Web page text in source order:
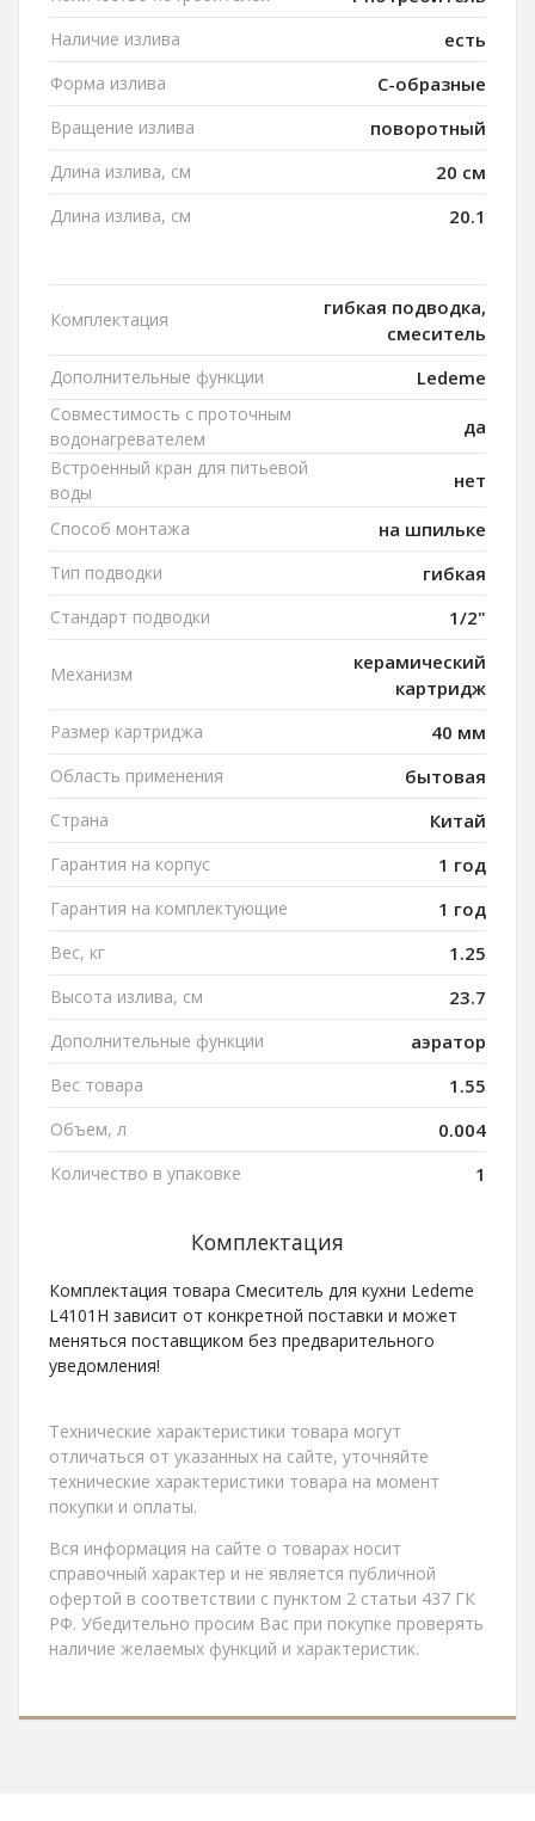
Наличие излива есть
Форма излива C-образные
Вращение излива поворотный
Длина излива, см 20 см
Длина излива, см 20.1
Комплектация
гибкая подводка,
смеситель
Дополнительные функции Ledeme
Совместимость с проточным
водонагревателем
да
Встроенный кран для питьевой
воды
нет
Способ монтажа на шпильке
Тип подводки гибкая
Стандарт подводки 1/2"
Механизм
керамический
картридж
Размер картриджа 40 мм
Область применения бытовая
Страна Китай
Гарантия на корпус 1 год
Гарантия на комплектующие 1 год
Вес, кг 1.25
Высота излива, см 23.7
Дополнительные функции аэратор
Вес товара 1.55
Объем, л 0.004
Количество в упаковке 1
Комплектация
Комплектация товара Смеситель для кухни Ledeme
L4101H зависит от конкретной поставки и может
меняться поставщиком без предварительного
уведомления!
Технические характеристики товара могут
отличаться от указанных на сайте, уточняйте
технические характеристики товара на момент
покупки и оплаты.
Вся информация на сайте о товарах носит
справочный характер и не является публичной
офертой в соответствии с пунктом 2 статьи 437 ГК
РФ. Убедительно просим Вас при покупке проверять
наличие желаемых функций и характеристик.